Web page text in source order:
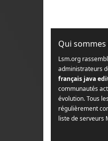
Qui sommes
Lsm.org
administrateurs
français java
communautés
évolution. Tous
régulièrement
liste de serveurs